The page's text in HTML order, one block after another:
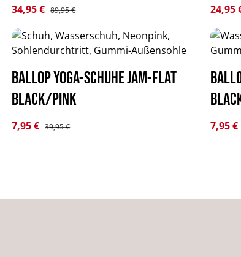
Verkaufspreis:
34,95 € Regulärer Preis:
89,95 € 24,95
BALLOP Yoga-Schuhe Jam-Flat
black/pink
Verkaufspreis:
7,95 € Regulärer Preis:
39,95 € 7,95 €